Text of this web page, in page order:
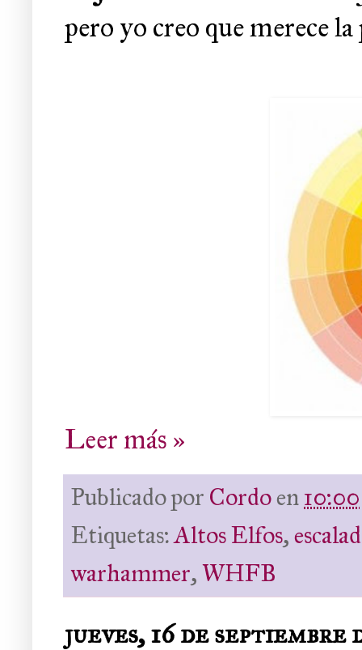
pero yo creo que merece la
Leer más »
Publicado por Cordoen10:00
Etiquetas:Altos Elfos,
warhammer,WHFB
jueves, 16 de septiembre